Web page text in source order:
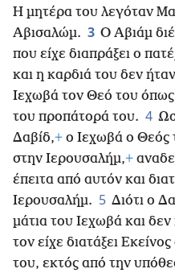
Η μητέρα του λεγόταν
Αβισαλώμ. 3 Ο Αβιάμ
που είχε διαπράξει ο
και η καρδιά του δεν
Ιεχωβά τον Θεό του
του προπάτορά του. 4
Δαβίδ,+ ο Ιεχωβά ο Θεός
στην Ιερουσαλήμ,+
έπειτα από αυτόν και
Ιερουσαλήμ. 5 Διότι ο
μάτια του Ιεχωβά και
τον είχε διατάξει
του, εκτός από την